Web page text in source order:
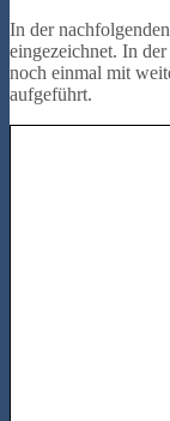
In der
eingezeichnet. In
noch einmal mit
aufgeführt.